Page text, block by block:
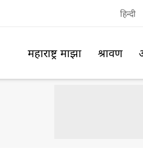
हिन्दी
महाराष्ट्र माझा श्रावण